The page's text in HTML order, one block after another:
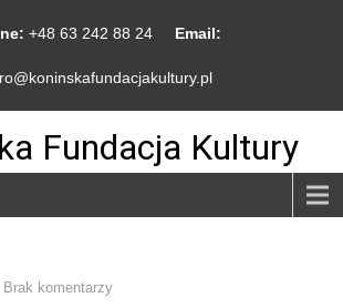
+48 63 242 88 24 Email:
Fundacja Kultury
Brak komentarzy